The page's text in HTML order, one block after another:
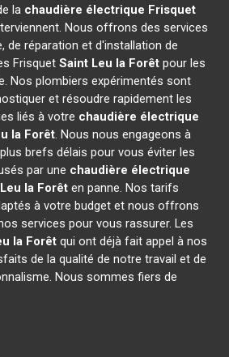
la chaudière électrique Frisquet
Nous offrons des services
de réparation et d'installation de
Frisquet Saint Leu la Forêtpour les
Nos plombiers expérimentés sont
et résoudre rapidement les
liés à votre chaudière électrique
la Forêt. Nous nous engageons à
brefs délais pour vous éviter les
par une chaudière électrique
la Forêten panne. Nos tarifs
à votre budget et nous offrons
services pour vous rassurer. Les
la Forêt qui ont déjà fait appel à nos
de la qualité de notre travail et de
Nous sommes fiers de